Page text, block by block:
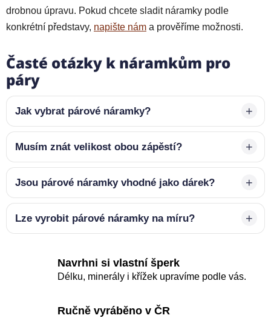
drobnou úpravu. Pokud chcete sladit náramky podle
konkrétní představy, napište nám a prověříme možnosti.
Časté otázky k náramkům pro
páry
Jak vybrat párové náramky?
Musím znát velikost obou zápěstí?
Jsou párové náramky vhodné jako dárek?
Lze vyrobit párové náramky na míru?
Navrhni si vlastní šperk
Délku, minerály i křížek upravíme podle vás.
Ručně vyráběno v ČR